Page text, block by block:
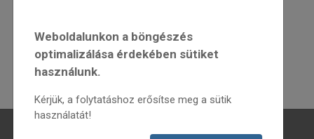
Weboldalunkon a böngészés
optimalizálása érdekében sütiket
használunk.
Kérjük, a folytatáshoz erősítse meg a sütik
használatát!